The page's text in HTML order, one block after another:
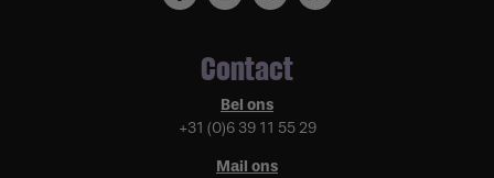
Contact
Bel ons
+31 (0)6 39 11 55 29
Mail ons